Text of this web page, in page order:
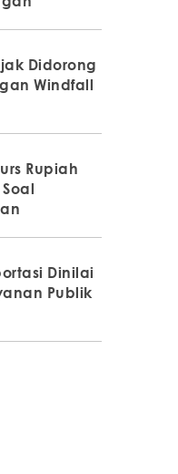
Didorong
Windfall
Rupiah
Dinilai
Publik